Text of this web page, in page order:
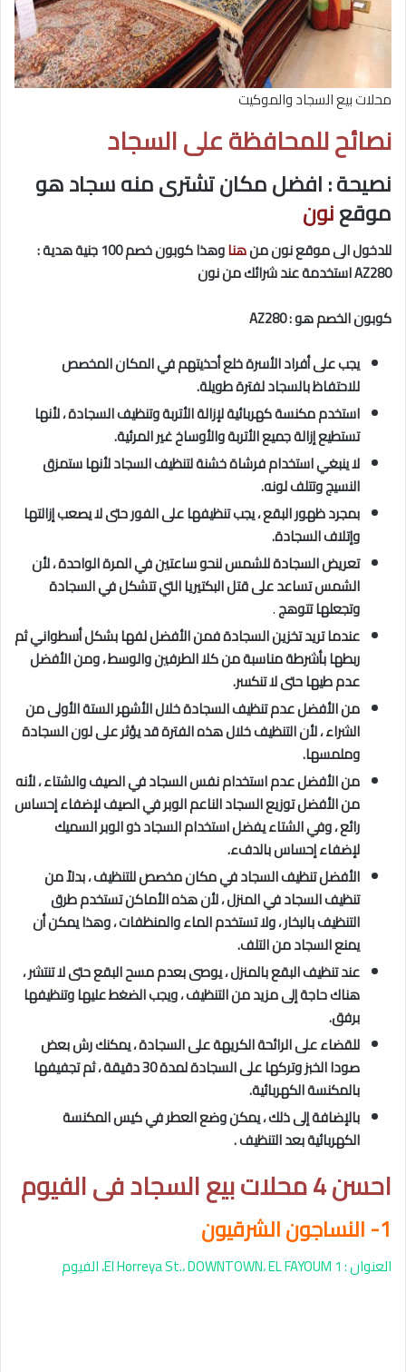
محلات بيع السجاد والموكيت
نصائح للمحافظة على السجاد
نصيحة : افضل مكان تشترى منه سجاد هو
موقعنون
للدخول الى موقع نون منهنا
وهذا كوبون خصم 100 جنية هدية :
AZ280 استخدمة عند شرائك من نون
كوبون الخصم هو : AZ280
يجب على أفراد الأسرة خلع أحذيتهم في المكان المخصص
للاحتفاظ بالسجاد لفترة طويلة.
استخدم مكنسة كهربائية لإزالة الأتربة وتنظيف السجادة ، لأنها
تستطيع إزالة جميع الأتربة والأوساخ غير المرئية.
لا ينبغي استخدام فرشاة خشنة لتنظيف السجاد لأنها ستمزق
النسيج وتتلف لونه.
بمجرد ظهور البقع ، يجب تنظيفها على الفور حتى لا يصعب إزالتها
وإتلاف السجادة.
تعريض السجادة للشمس لنحو ساعتين في المرة الواحدة ، لأن
الشمس تساعد على قتل البكتيريا التي تتشكل في السجادة
وتجعلها تتوهج.
عندما تريد تخزين السجادة فمن الأفضل لفها بشكل أسطواني ثم
ربطها بأشرطة مناسبة من كلا الطرفين والوسط ، ومن الأفضل
عدم طيها حتى لا تنكسر.
من الأفضل عدم تنظيف السجادة خلال الأشهر الستة الأولى من
الشراء ، لأن التنظيف خلال هذه الفترة قد يؤثر على لون السجادة
وملمسها.
من الأفضل عدم استخدام نفس السجاد في الصيف والشتاء ، لأنه
من الأفضل توزيع السجاد الناعم الوبر في الصيف لإضفاء إحساس
رائع ، وفي الشتاء يفضل استخدام السجاد ذو الوبر السميك
لإضفاء إحساس بالدفء.
الأفضل تنظيف السجاد في مكان مخصص للتنظيف ، بدلاً من
تنظيف السجاد في المنزل ، لأن هذه الأماكن تستخدم طرق
التنظيف بالبخار ، ولا تستخدم الماء والمنظفات ، وهذا يمكن أن
يمنع السجاد من التلف.
عند تنظيف البقع بالمنزل ، يوصى بعدم مسح البقع حتى لا تنتشر ،
هناك حاجة إلى مزيد من التنظيف ، ويجب الضغط عليها وتنظيفها
برفق.
للقضاء على الرائحة الكريهة على السجادة ، يمكنك رش بعض
صودا الخبز وتركها على السجادة لمدة 30 دقيقة ، ثم تجفيفها
بالمكنسة الكهربائية.
بالإضافة إلى ذلك ، يمكن وضع العطر في كيس المكنسة
الكهربائية بعد التنظيف .
احسن 4 محلات بيع السجاد فى الفيوم
1- النساجون الشرقيون
العنوان : 1 El Horreya St.، DOWNTOWN، EL FAYOUM، الفيوم